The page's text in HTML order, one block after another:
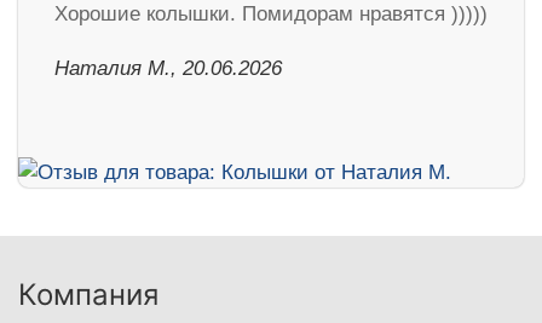
Хорошие колышки. Помидорам нравятся )))))
Наталия М., 20.06.2026
Компания